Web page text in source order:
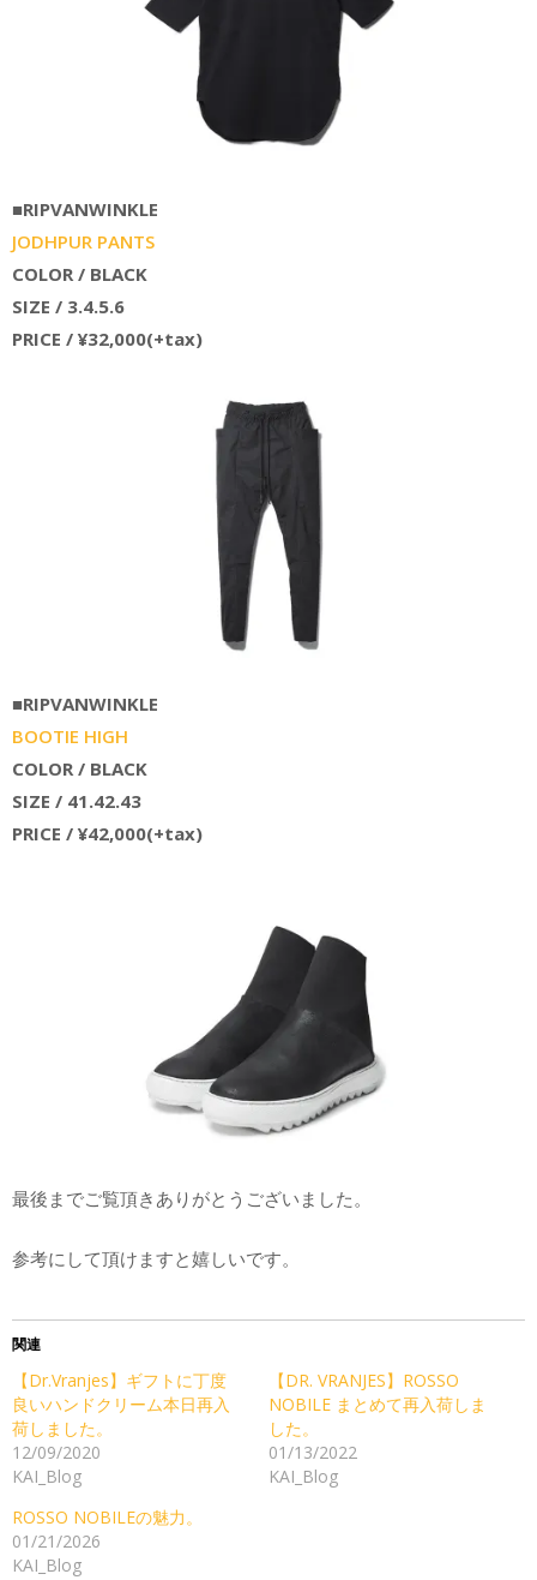
■RIPVANWINKLE
JODHPUR PANTS
COLOR / BLACK
SIZE / 3.4.5.6
PRICE / ¥32,000(+tax)
■RIPVANWINKLE
BOOTIE HIGH
COLOR / BLACK
SIZE / 41.42.43
PRICE / ¥42,000(+tax)
最後までご覧頂きありがとうございました。
参考にして頂けますと嬉しいです。
関連
【Dr.Vranjes】ギフトに丁度
良いハンドクリーム本日再入
荷しました。
12/09/2020
KAI_Blog
【DR. VRANJES】ROSSO
NOBILE まとめて再入荷しま
した。
01/13/2022
KAI_Blog
ROSSO NOBILEの魅力。
01/21/2026
KAI_Blog